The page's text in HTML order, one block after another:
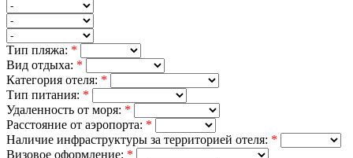
Тип пляжа: *
Вид отдыха: *
Категория отеля: *
Тип питания: *
Удаленность от моря: *
Расстояние от аэропорта: *
Наличие инфраструктуры за территорией отеля: *
Визовое оформление: *